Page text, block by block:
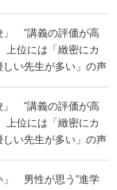
」 “講義の評価が高
位には「緻密にカ
い先生が多い」の声
」 “講義の評価が高
位には「緻密にカ
い先生が多い」の声
」 男性が思う“進学